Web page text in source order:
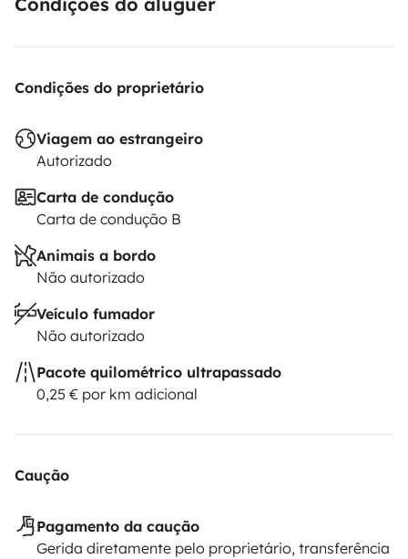
Condições do proprietário
Viagem ao estrangeiro
Autorizado
Carta de condução
Carta de condução B
Animais a bordo
Não autorizado
Veículo fumador
Não autorizado
Pacote quilométrico ultrapassado
0,25 € por km adicional
Caução
Pagamento da caução
Gerida diretamente pelo proprietário, transferência